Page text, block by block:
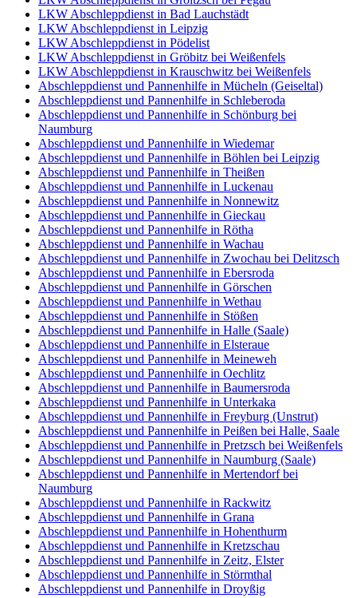
LKW Abschleppdienst in Bad Lauchstädt
LKW Abschleppdienst in Leipzig
LKW Abschleppdienst in Pödelist
LKW Abschleppdienst in Gröbitz bei Weißenfels
LKW Abschleppdienst in Krauschwitz bei Weißenfels
Abschleppdienst und Pannenhilfe in Mücheln (Geiseltal)
Abschleppdienst und Pannenhilfe in Schleberoda
Abschleppdienst und Pannenhilfe in Schönburg bei
Naumburg
Abschleppdienst und Pannenhilfe in Wiedemar
Abschleppdienst und Pannenhilfe in Böhlen bei Leipzig
Abschleppdienst und Pannenhilfe in Theißen
Abschleppdienst und Pannenhilfe in Luckenau
Abschleppdienst und Pannenhilfe in Nonnewitz
Abschleppdienst und Pannenhilfe in Gieckau
Abschleppdienst und Pannenhilfe in Rötha
Abschleppdienst und Pannenhilfe in Wachau
Abschleppdienst und Pannenhilfe in Zwochau bei Delitzsch
Abschleppdienst und Pannenhilfe in Ebersroda
Abschleppdienst und Pannenhilfe in Görschen
Abschleppdienst und Pannenhilfe in Wethau
Abschleppdienst und Pannenhilfe in Stößen
Abschleppdienst und Pannenhilfe in Halle (Saale)
Abschleppdienst und Pannenhilfe in Elsteraue
Abschleppdienst und Pannenhilfe in Meineweh
Abschleppdienst und Pannenhilfe in Oechlitz
Abschleppdienst und Pannenhilfe in Baumersroda
Abschleppdienst und Pannenhilfe in Unterkaka
Abschleppdienst und Pannenhilfe in Freyburg (Unstrut)
Abschleppdienst und Pannenhilfe in Peißen bei Halle, Saale
Abschleppdienst und Pannenhilfe in Pretzsch bei Weißenfels
Abschleppdienst und Pannenhilfe in Naumburg (Saale)
Abschleppdienst und Pannenhilfe in Mertendorf bei
Naumburg
Abschleppdienst und Pannenhilfe in Rackwitz
Abschleppdienst und Pannenhilfe in Grana
Abschleppdienst und Pannenhilfe in Hohenthurm
Abschleppdienst und Pannenhilfe in Kretzschau
Abschleppdienst und Pannenhilfe in Zeitz, Elster
Abschleppdienst und Pannenhilfe in Störmthal
Abschleppdienst und Pannenhilfe in Droyßig